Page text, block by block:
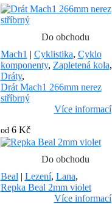
Do obchodu
Mach1 | Cyklistika, Cyklo
komponenty, Zapletená kola,
Dráty,
Drát Mach1 266mm nerez
stříbrný
Více informací
od 6 Kč
Do obchodu
Beal | Lezení, Lana,
Repka Beal 2mm violet
Více informací